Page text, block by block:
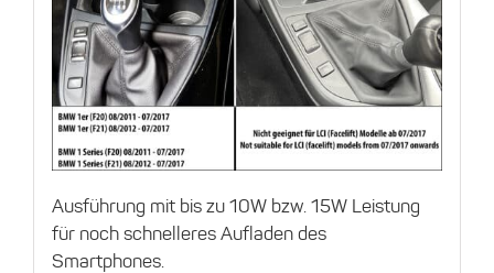
Ausführung mit bis zu 10W bzw. 15W Leistung
für noch schnelleres Aufladen des
Smartphones.